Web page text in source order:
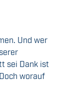
Und wer
sei Dank ist
worauf